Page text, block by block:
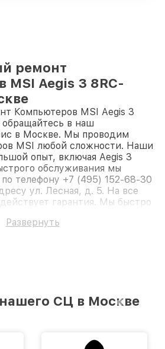
ремонт
MSI Aegis 3 8RC-
Компьютеров MSI Aegis 3
в наш
в Москве. Мы проводим
MSI любой сложности. Наши
опыт, включая Aegis 3
обслуживания мы
телефону +7 (495) 152-68-30
ул. Лесная, д. 5. На все
гарантия. Мы быстро
Развернуть
СЦ в Москве